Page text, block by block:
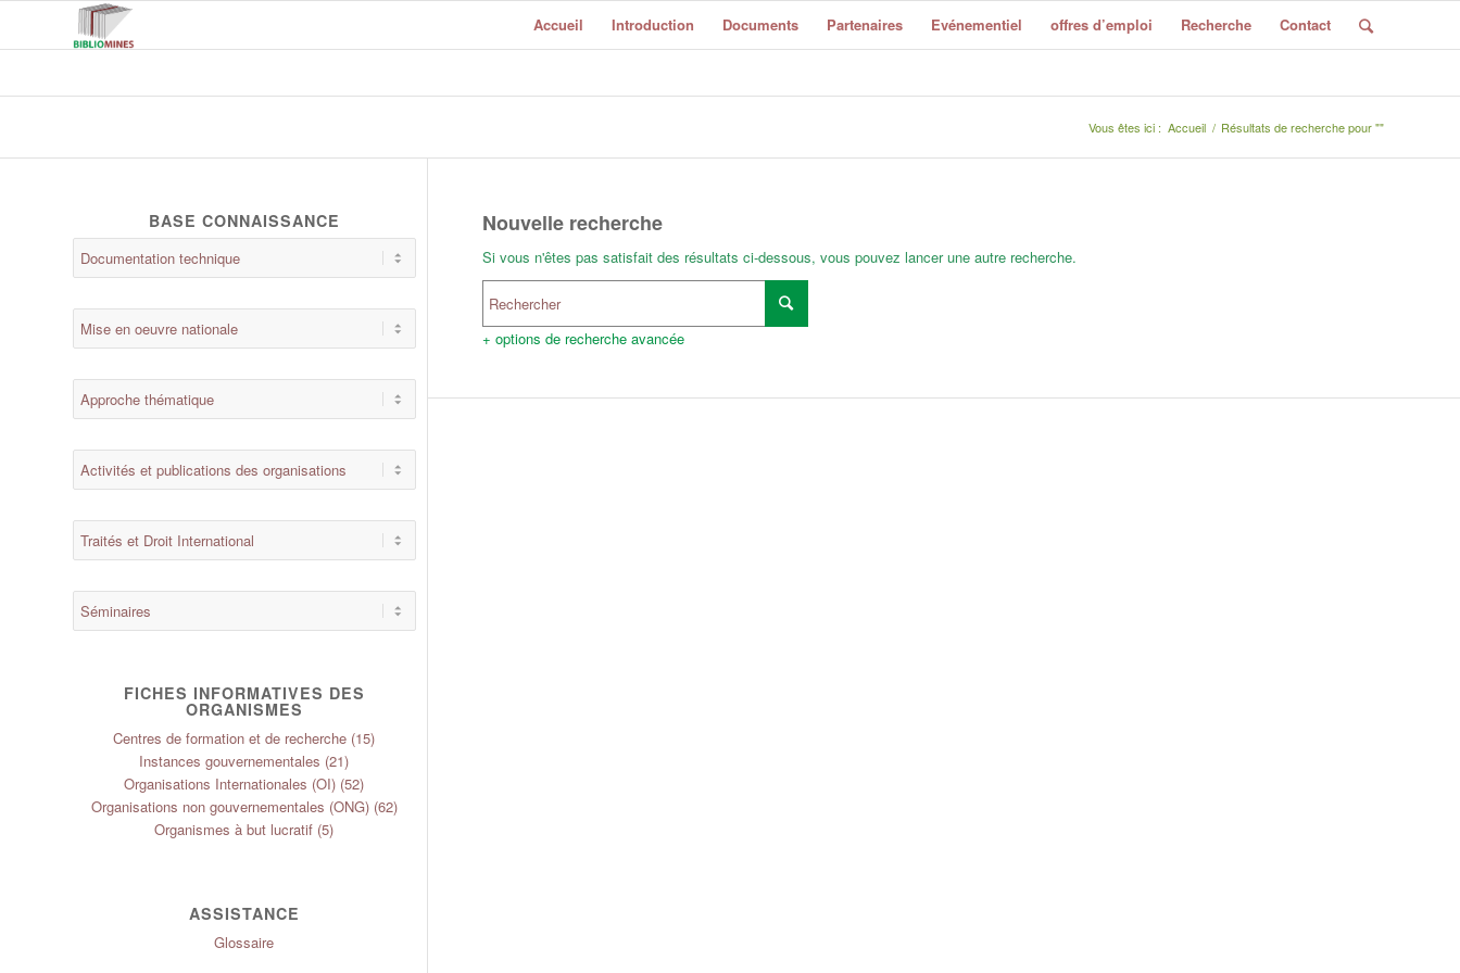
Accueil Introduction Documents Partenaires Evénementiel offres d’emploi Recherche Contact
Vous êtes ici : Accueil / Résultats de recherche pour ""
Nouvelle recherche
Si vous n'êtes pas satisfait des résultats ci-dessous, vous pouvez lancer une autre recherche.
+ options de recherche avancée
BASE CONNAISSANCE
FICHES INFORMATIVES DES
ORGANISMES
Centres de formation et de recherche (15)
Instances gouvernementales (21)
Organisations Internationales (OI) (52)
Organisations non gouvernementales (ONG)(62)
Organismes à but lucratif (5)
ASSISTANCE
Glossaire